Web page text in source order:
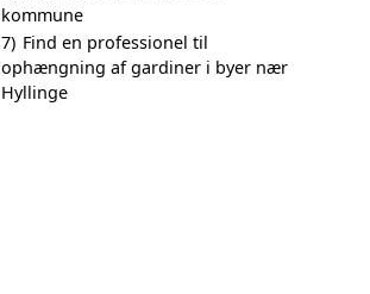
kommune
7) Find en professionel til
ophængning af gardiner i byer nær
Hyllinge